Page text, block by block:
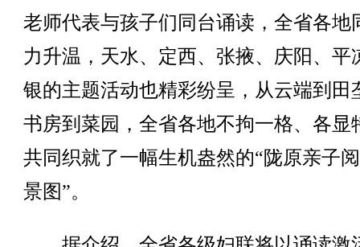
老师代表与孩子们同台诵读，全省各地
力升温，天水、定西、张掖、庆阳、平
银的主题活动也精彩纷呈，从云端到田
书房到菜园，全省各地不拘一格、各显
共同织就了一幅生机盎然的“陇原亲子
景图”。